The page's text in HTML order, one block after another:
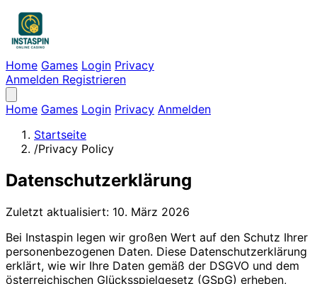
Home Games Login Privacy
Anmelden Registrieren
Home Games Login Privacy Anmelden
Startseite
/Privacy Policy
Datenschutzerklärung
Zuletzt aktualisiert: 10. März 2026
Bei Instaspin legen wir großen Wert auf den Schutz Ihrer
personenbezogenen Daten. Diese Datenschutzerklärung
erklärt, wie wir Ihre Daten gemäß der DSGVO und dem
österreichischen Glücksspielgesetz (GSpG) erheben,